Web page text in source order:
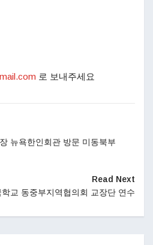
로 보내주세요
뉴욕한인회관 방문 미동북부
Read Next
교 동중부지역협의회 교장단 연수